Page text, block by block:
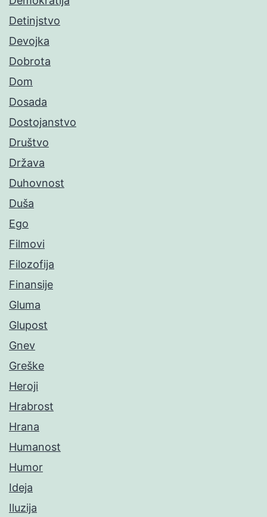
Detinjstvo
Devojka
Dobrota
Dom
Dosada
Dostojanstvo
Društvo
Država
Duhovnost
Duša
Ego
Filmovi
Filozofija
Finansije
Gluma
Glupost
Gnev
Greške
Heroji
Hrabrost
Hrana
Humanost
Humor
Ideja
Iluzija